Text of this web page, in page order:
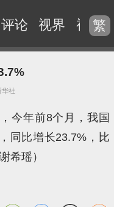
评论 视界 视频
繁
华社
今年前8个月，我国
同比增长23.7%，比
希瑶）